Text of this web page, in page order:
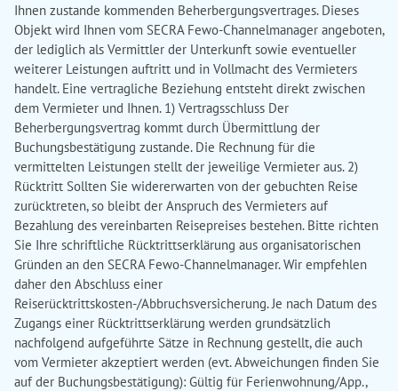
Ihnen zustande kommenden Beherbergungsvertrages. Dieses
Objekt wird Ihnen vom SECRA Fewo-Channelmanager angeboten,
der lediglich als Vermittler der Unterkunft sowie eventueller
weiterer Leistungen auftritt und in Vollmacht des Vermieters
handelt. Eine vertragliche Beziehung entsteht direkt zwischen
dem Vermieter und Ihnen. 1) Vertragsschluss Der
Beherbergungsvertrag kommt durch Übermittlung der
Buchungsbestätigung zustande. Die Rechnung für die
vermittelten Leistungen stellt der jeweilige Vermieter aus. 2)
Rücktritt Sollten Sie widererwarten von der gebuchten Reise
zurücktreten, so bleibt der Anspruch des Vermieters auf
Bezahlung des vereinbarten Reisepreises bestehen. Bitte richten
Sie Ihre schriftliche Rücktrittserklärung aus organisatorischen
Gründen an den SECRA Fewo-Channelmanager. Wir empfehlen
daher den Abschluss einer
Reiserücktrittskosten-/Abbruchsversicherung. Je nach Datum des
Zugangs einer Rücktrittserklärung werden grundsätzlich
nachfolgend aufgeführte Sätze in Rechnung gestellt, die auch
vom Vermieter akzeptiert werden (evt. Abweichungen finden Sie
auf der Buchungsbestätigung): Gültig für Ferienwohnung/App.,